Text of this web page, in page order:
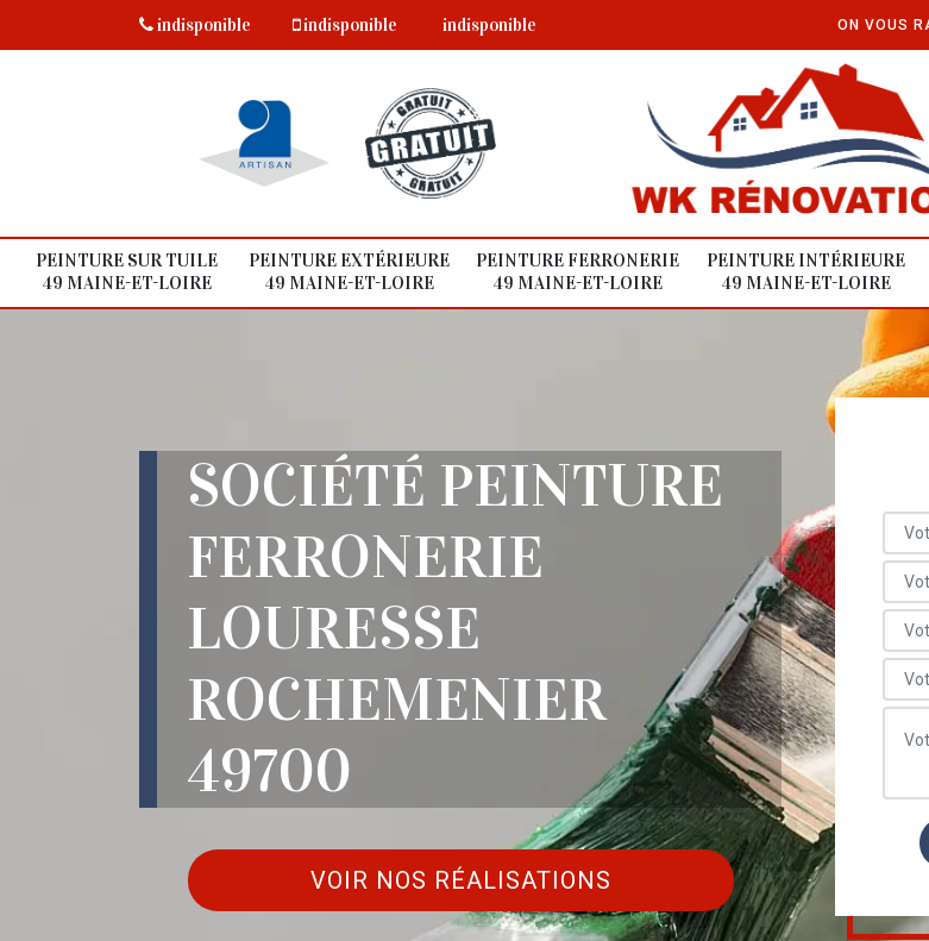
indisponible indisponible indisponible ON VOUS
PEINTURE SUR TUILE
49 MAINE-ET-LOIRE
PEINTURE EXTÉRIEURE
49 MAINE-ET-LOIRE
PEINTURE FERRONERIE
49 MAINE-ET-LOIRE
PEINTURE INTÉRIEURE
49 MAINE-ET-LOIRE
SOCIÉTÉ PEINTURE
FERRONERIE
LOURESSE
ROCHEMENIER
49700
VOIR NOS RÉALISATIONS